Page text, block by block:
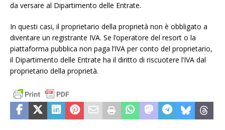
da versare al Dipartimento delle Entrate.
In questi casi, il proprietario della proprietà non è obbligato a
diventare un registrante IVA. Se l’operatore del resort o la
piattaforma pubblica non paga l’IVA per conto del proprietario,
il Dipartimento delle Entrate ha il diritto di riscuotere l’IVA dal
proprietario della proprietà.